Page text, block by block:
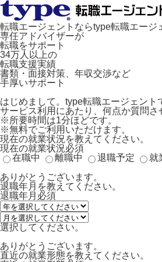
転職エージェントならtype転職エージ
専任アドバイザーが
転職をサポート
34万人以上の
転職支援実績
書類・面接対策、年収交渉など
手厚いサポート
はじめまして。type転職エージェント
サービス利用にあたり、何点か質問さ
※所要時間は1分ほどです。
※無料でご利用いただけます。
現在の就業状況を教えてください。
現在の就業状況必須
在職中
離職中 退職予定 就
ありがとうございます。
退職年月を教えてください。
退職年月 必須
選択してください。
ありがとうございます。
直近の就業形態を教えてください。